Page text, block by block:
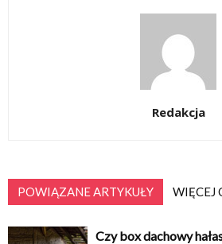
Redakcja
POWIĄZANE ARTYKUŁY WIĘCEJ
Czy box dachowy